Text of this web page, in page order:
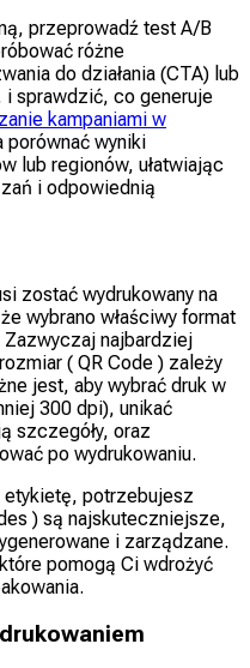
przeprowadź test A/B
różne
do działania (CTA) lub
sprawdzić, co generuje
kampaniami w
porównać wyniki
lub regionów, ułatwiając
i odpowiednią
zostać wydrukowany na
wybrano właściwy format
Zazwyczaj najbardziej
( QR Code ) zależy
jest, aby wybrać druk w
300 dpi), unikać
szczegóły, oraz
po wydrukowaniu.
etykietę, potrzebujesz
) są najskuteczniejsze,
i zarządzane.
pomogą Ci wdrożyć